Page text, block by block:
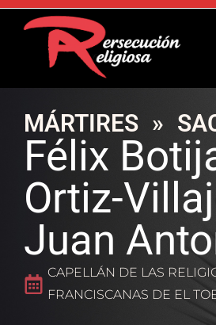
MÁRTIRES »
Félix
Ortiz-
Juan
CAPELLÁN DE LAS
FRANCISCANAS DE EL